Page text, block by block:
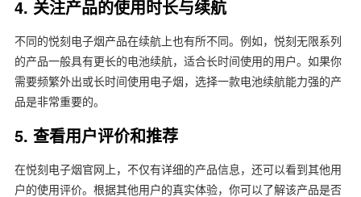
4. 关注产品的使用时长与续航
不同的悦刻电子烟产品在续航上也有所不同。例如，悦刻无限系列
的产品一般具有更长的电池续航，适合长时间使用的用户。如果你
需要频繁外出或长时间使用电子烟，选择一款电池续航能力强的产
品是非常重要的。
5. 查看用户评价和推荐
在悦刻电子烟官网上，不仅有详细的产品信息，还可以看到其他用
户的使用评价。根据其他用户的真实体验，你可以了解该产品是否